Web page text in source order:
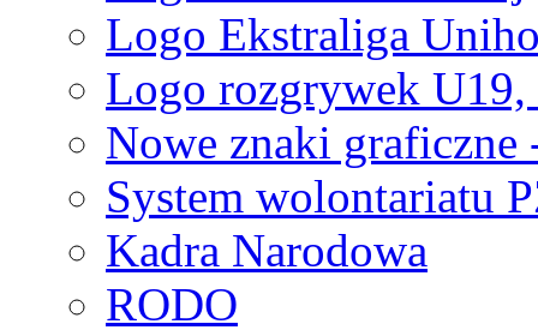
Logo Ekstraliga
Logo rozgrywek
Nowe znaki graficzne
System wolontariatu
Kadra Narodowa
RODO